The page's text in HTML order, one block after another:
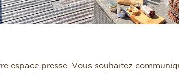
espace presse. Vous souhaitez